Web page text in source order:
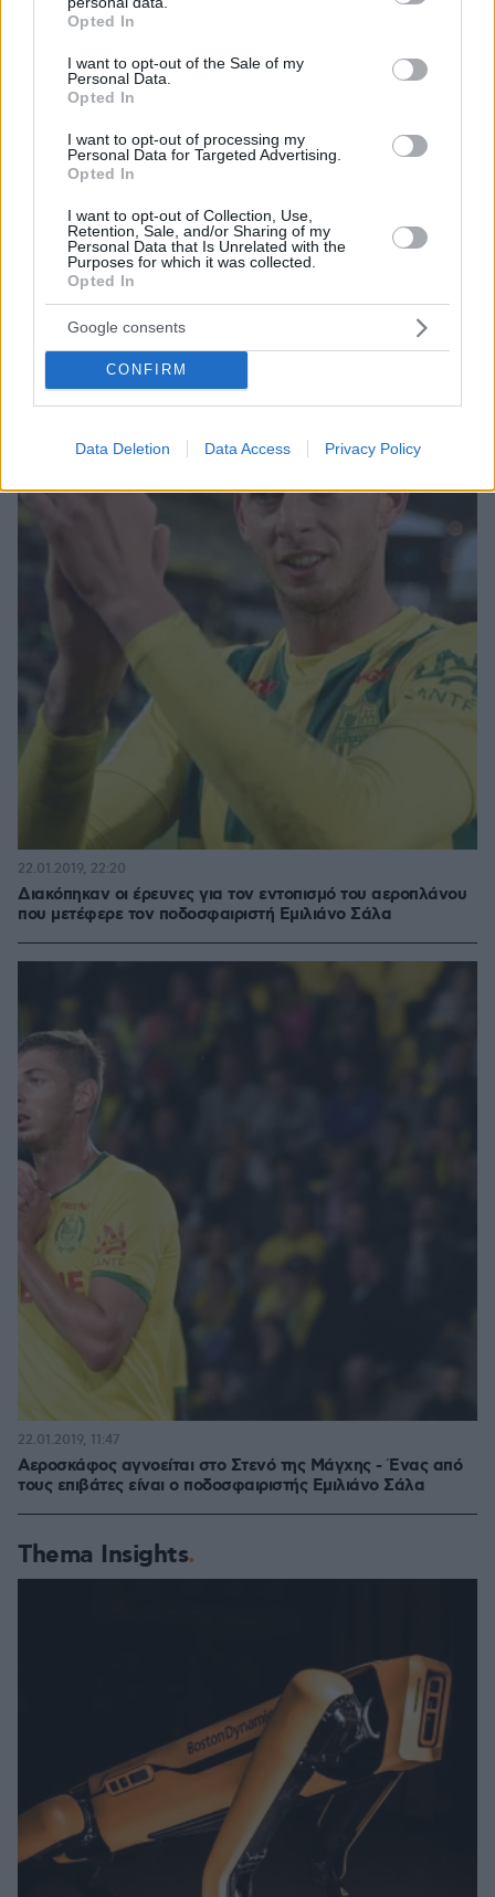
grant or deny consent to Google and its third-party tags to
use your data for below specified purposes in below Google
consent section.
Opted In
I want to opt-out of the Sale of my
Personal Data.
Opted In
I want to opt-out of processing my
Personal Data for Targeted Advertising.
Opted In
I want to opt-out of Collection, Use,
Retention, Sale, and/or Sharing of my
Personal Data that Is Unrelated with the
Purposes for which it was collected.
Opted In
Google consents
CONFIRM
Data Deletion Data Access Privacy Policy
Εξαφάνιση αεροσκάφους στη Μάγχη: Αινιγματικό tweet
από την πρώην του Εμιλιάνο Σάλα για τη «μαφία του
23.01.2019, 11:53
Διακόπηκαν οι έρευνες για τον εντοπισμό του αεροπλάνου
που μετέφερε τον ποδοσφαιριστή Εμιλιάνο Σάλα
22.01.2019, 22:20
Αεροσκάφος αγνοείται στο Στενό της Μάγχης - Ένας από
τους επιβάτες είναι ο ποδοσφαιριστής Εμιλιάνο Σάλα
22.01.2019, 11:47
Thema Insights